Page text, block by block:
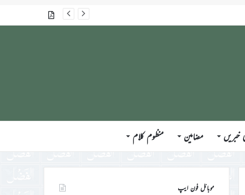
گذشتہ شمارے
خبریں مضامین منظوم کلام
موبائل فون ایپ